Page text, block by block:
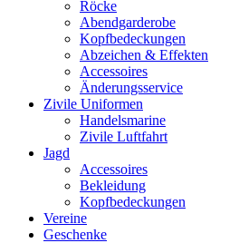
Röcke
Abendgarderobe
Kopfbedeckungen
Abzeichen & Effekten
Accessoires
Änderungsservice
Zivile Uniformen
Handelsmarine
Zivile Luftfahrt
Jagd
Accessoires
Bekleidung
Kopfbedeckungen
Vereine
Geschenke